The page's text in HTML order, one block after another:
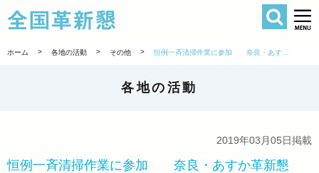
全国革新懇
検索
ホーム > 各地の活動 > その他 >
各地の活動
2019年03月05日掲載
恒例一斉清掃作業に参加 奈良・あすか革新懇